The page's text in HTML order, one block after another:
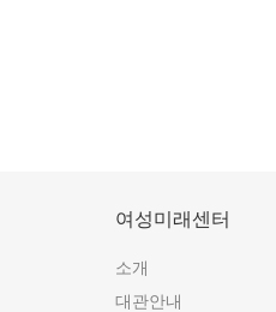
여성미래센터
소개
대관안내